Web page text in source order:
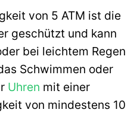
von 5 ATM ist die
geschützt und kann
bei leichtem Regen
Schwimmen oder
Uhren mit einer
von mindestens 10